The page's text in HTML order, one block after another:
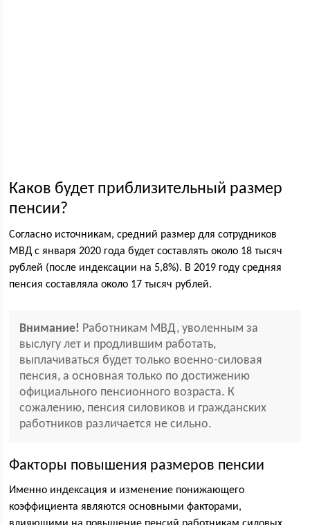
Каков будет приблизительный размер
пенсии?
Согласно источникам, средний размер для сотрудников
МВД с января 2020 года будет составлять около 18 тысяч
рублей (после индексации на 5,8%). В 2019 году средняя
пенсия составляла около 17 тысяч рублей.
Внимание! Работникам МВД, уволенным за
выслугу лет и продлившим работать,
выплачиваться будет только военно-силовая
пенсия, а основная только по достижению
официального пенсионного возраста. К
сожалению, пенсия силовиков и гражданских
работников различается не сильно.
Факторы повышения размеров пенсии
Именно индексация и изменение понижающего
коэффициента являются основными факторами,